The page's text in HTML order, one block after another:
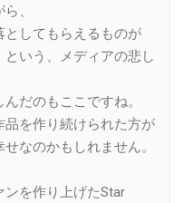
、
してもらえるものが
いう、メディアの悲し
だのもここですね。
を作り続けられた方が
なのかもしれません。
を作り上げたStar